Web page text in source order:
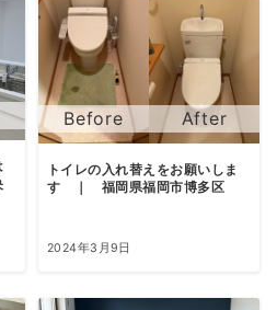
トイレの入れ替えをお願いしま
す ｜ 福岡県福岡市博多区
2024年3月9日